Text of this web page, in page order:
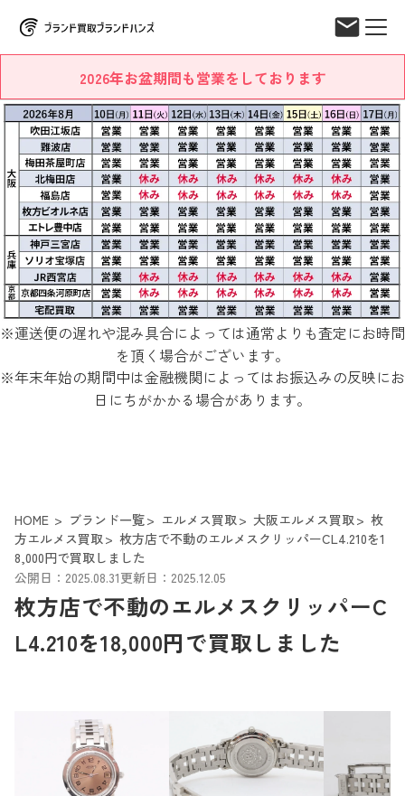
2026年お盆期間も営業をしております
※運送便の遅れや混み具合によっては通常よりも査定にお時間
を頂く場合がございます。
※年末年始の期間中は金融機関によってはお振込みの反映にお
日にちがかかる場合があります。
HOME ブランド一覧 エルメス買取 大阪エルメス買取
枚
方エルメス買取
枚方店で不動のエルメスクリッパーCL4.210を1
8,000円で買取しました
公開日：2025.08.31更新日：2025.12.05
枚方店で不動のエルメスクリッパーC
L4.210を18,000円で買取しました